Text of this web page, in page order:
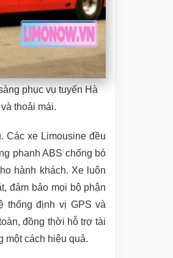
phục vụ tuyến Hà
thoải mái.
Các xe Limousine đều
phanh ABS chống bó
hành khách. Xe luôn
đảm bảo mọi bộ phận
thống định vị GPS và
đồng thời hỗ trợ tài
một cách hiệu quả.